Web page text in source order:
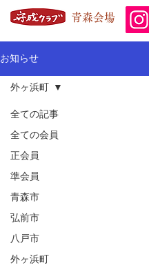
青森会場
お知らせ
全ての記事
全ての会員
正会員
準会員
青森市
弘前市
八戸市
外ヶ浜町
外ヶ浜町